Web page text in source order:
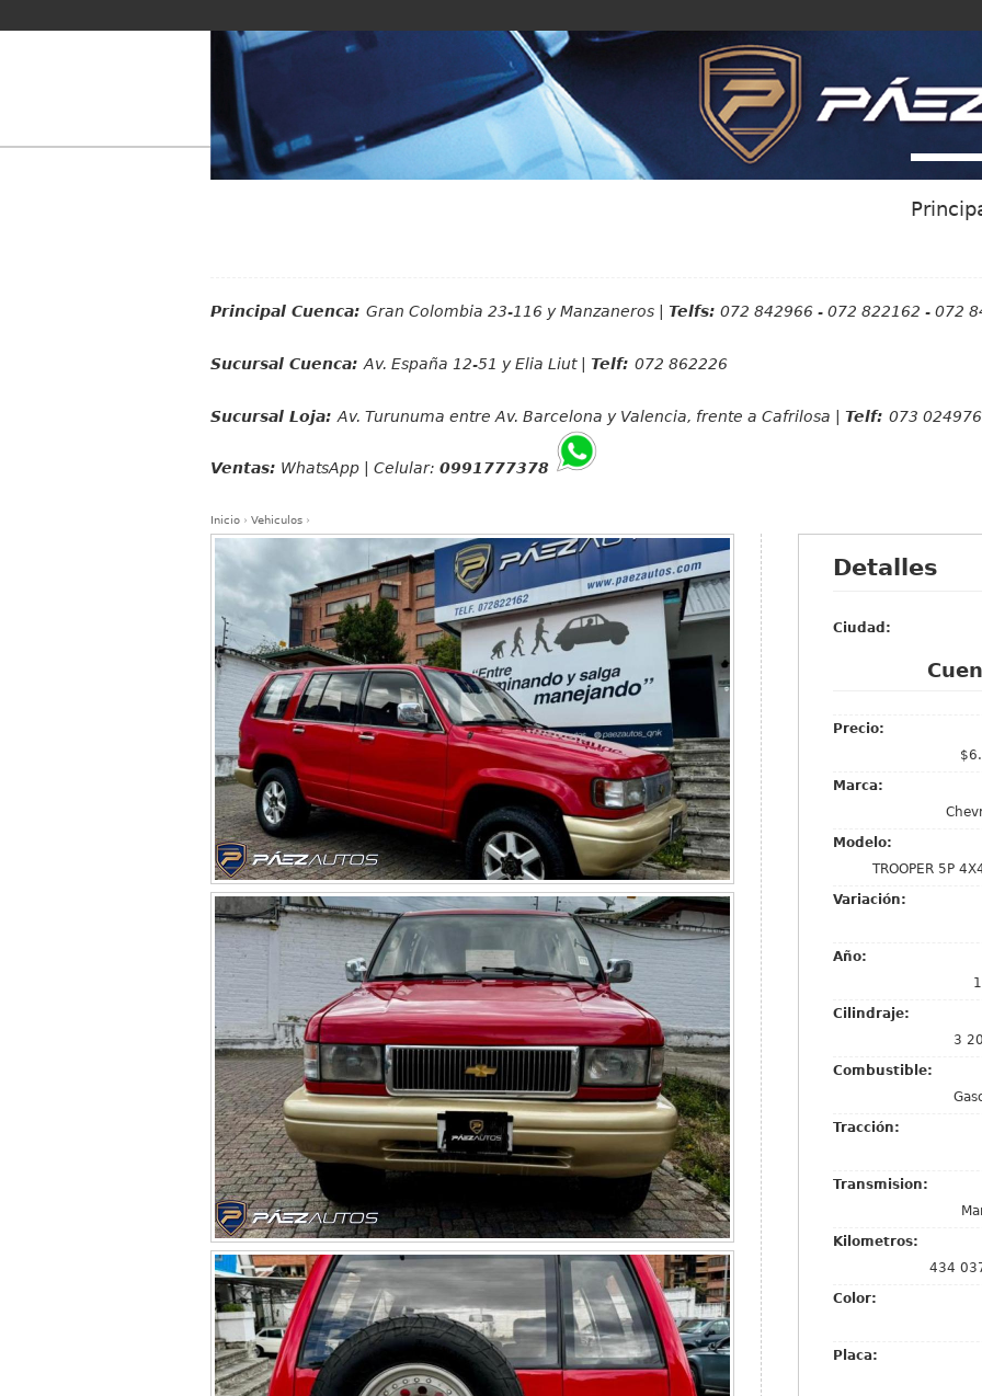
Principal Cuenca: Gran Colombia 23-116 y Manzaneros | Telfs: 072 842966 - 072 822162 - 072
Sucursal Cuenca: Av. España 12-51 y Elia Liut | Telf: 072 862226
Sucursal Loja: Av. Turunuma entre Av. Barcelona y Valencia, frente a Cafrilosa | Telf: 073 024976
Ventas: WhatsApp | Celular: 0991777378
Se encuentra usted aquí
Inicio › Vehiculos ›
Detalles
Ciudad:
Precio:
Marca:
Modelo:
TROOPER 5P
Variación:
Año:
Cilindraje:
3
Combustible:
Tracción:
Transmision:
Kilometros:
434
Color:
Placa: